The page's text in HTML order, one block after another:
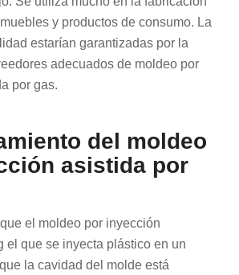
y productos de consumo. La
estarían garantizadas por la
adecuados de moldeo por
por gas.
del moldeo
asistida por
el moldeo por inyección
el que se inyecta plástico en un
la cavidad del molde está